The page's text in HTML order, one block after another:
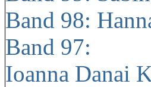
Band 98:
Band 97:
Ioanna Danai